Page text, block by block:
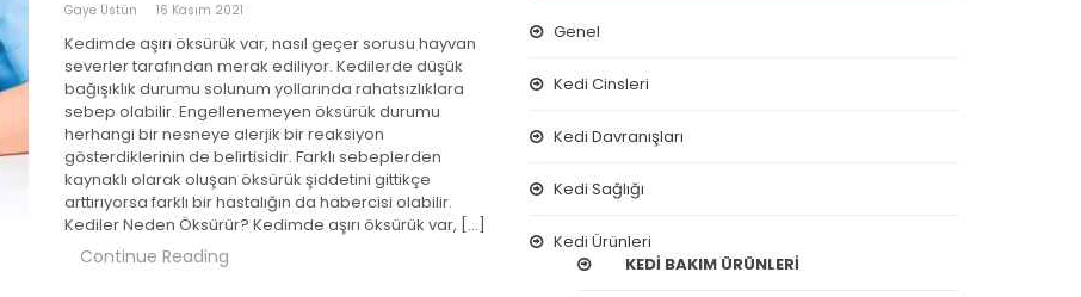
Gaye Üstün 16 Kasım 2021
Kedimde aşırı öksürük var, nasıl geçer sorusu hayvan
severler tarafından merak ediliyor. Kedilerde düşük
bağışıklık durumu solunum yollarında rahatsızlıklara
sebep olabilir. Engellenemeyen öksürük durumu
herhangi bir nesneye alerjik bir reaksiyon
gösterdiklerinin de belirtisidir. Farklı sebeplerden
kaynaklı olarak oluşan öksürük şiddetini gittikçe
arttırıyorsa farklı bir hastalığın da habercisi olabilir.
Kediler Neden Öksürür? Kedimde aşırı öksürük var, […]
Continue Reading
Genel
Kedi Cinsleri
Kedi Davranışları
Kedi Sağlığı
Kedi Ürünleri
KEDI BAKIM ÜRÜNLERI